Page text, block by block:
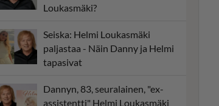
Loukasmäki?
Seiska: Helmi Loukasmäki
paljastaa - Näin Danny ja Helmi
tapasivat
Dannyn, 83, seuralainen, "ex-
assistentti" Helmi Loukasmäki